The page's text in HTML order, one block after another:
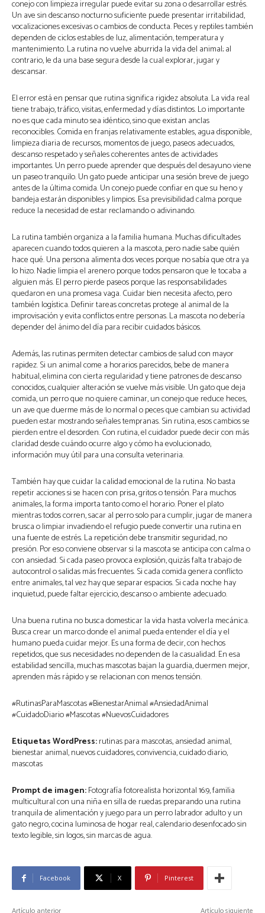
conejo con limpieza irregular puede evitar su zona o desarrollar estrés.
Un ave sin descanso nocturno suficiente puede presentar irritabilidad,
vocalizaciones excesivas o cambios de conducta. Peces y reptiles también
dependen de ciclos estables de luz, alimentación, temperatura y
mantenimiento. La rutina no vuelve aburrida la vida del animal; al
contrario, le da una base segura desde la cual explorar, jugar y
descansar.
El error está en pensar que rutina significa rigidez absoluta. La vida real
tiene trabajo, tráfico, visitas, enfermedad y días distintos. Lo importante
no es que cada minuto sea idéntico, sino que existan anclas
reconocibles. Comida en franjas relativamente estables, agua disponible,
limpieza diaria de recursos, momentos de juego, paseos adecuados,
descanso respetado y señales coherentes antes de actividades
importantes. Un perro puede aprender que después del desayuno viene
un paseo tranquilo. Un gato puede anticipar una sesión breve de juego
antes de la última comida. Un conejo puede confiar en que su heno y
bandeja estarán disponibles y limpios. Esa previsibilidad calma porque
reduce la necesidad de estar reclamando o adivinando.
La rutina también organiza a la familia humana. Muchas dificultades
aparecen cuando todos quieren a la mascota, pero nadie sabe quién
hace qué. Una persona alimenta dos veces porque no sabía que otra ya
lo hizo. Nadie limpia el arenero porque todos pensaron que le tocaba a
alguien más. El perro pierde paseos porque las responsabilidades
quedaron en una promesa vaga. Cuidar bien necesita afecto, pero
también logística. Definir tareas concretas protege al animal de la
improvisación y evita conflictos entre personas. La mascota no debería
depender del ánimo del día para recibir cuidados básicos.
Además, las rutinas permiten detectar cambios de salud con mayor
rapidez. Si un animal come a horarios parecidos, bebe de manera
habitual, elimina con cierta regularidad y tiene patrones de descanso
conocidos, cualquier alteración se vuelve más visible. Un gato que deja
comida, un perro que no quiere caminar, un conejo que reduce heces,
un ave que duerme más de lo normal o peces que cambian su actividad
pueden estar mostrando señales tempranas. Sin rutina, esos cambios se
pierden entre el desorden. Con rutina, el cuidador puede decir con más
claridad desde cuándo ocurre algo y cómo ha evolucionado,
información muy útil para una consulta veterinaria.
También hay que cuidar la calidad emocional de la rutina. No basta
repetir acciones si se hacen con prisa, gritos o tensión. Para muchos
animales, la forma importa tanto como el horario. Poner el plato
mientras todos corren, sacar al perro solo para cumplir, jugar de manera
brusca o limpiar invadiendo el refugio puede convertir una rutina en
una fuente de estrés. La repetición debe transmitir seguridad, no
presión. Por eso conviene observar si la mascota se anticipa con calma o
con ansiedad. Si cada paseo provoca explosión, quizás falta trabajo de
autocontrol o salidas más frecuentes. Si cada comida genera conflicto
entre animales, tal vez hay que separar espacios. Si cada noche hay
inquietud, puede faltar ejercicio, descanso o ambiente adecuado.
Una buena rutina no busca domesticar la vida hasta volverla mecánica.
Busca crear un marco donde el animal pueda entender el día y el
humano pueda cuidar mejor. Es una forma de decir, con hechos
repetidos, que sus necesidades no dependen de la casualidad. En esa
estabilidad sencilla, muchas mascotas bajan la guardia, duermen mejor,
aprenden más rápido y se relacionan con menos tensión.
#RutinasParaMascotas #BienestarAnimal #AnsiedadAnimal
#CuidadoDiario #Mascotas #NuevosCuidadores
Etiquetas WordPress:rutinas para mascotas, ansiedad animal,
bienestar animal, nuevos cuidadores, convivencia, cuidado diario,
mascotas
Prompt de imagen:Fotografía fotorealista horizontal 16:9, familia
multicultural con una niña en silla de ruedas preparando una rutina
tranquila de alimentación y juego para un perro labrador adulto y un
gato negro, cocina luminosa de hogar real, calendario desenfocado sin
texto legible, sin logos, sin marcas de agua.
Facebook X Pinterest